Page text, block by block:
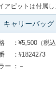
ピットは付属し
キャリーバッグ
¥5,500（税込
#1824273
ー
－